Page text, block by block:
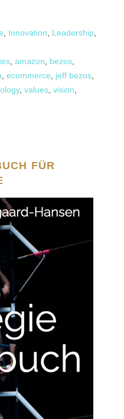
Innovation Leadership
amazon bezos
ecommerce jeff bezos
, values vision
FÜR